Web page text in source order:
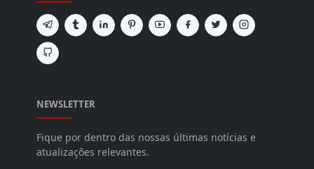
NEWSLETTER
Fique por dentro das nossas últimas notícias e
atualizações relevantes.